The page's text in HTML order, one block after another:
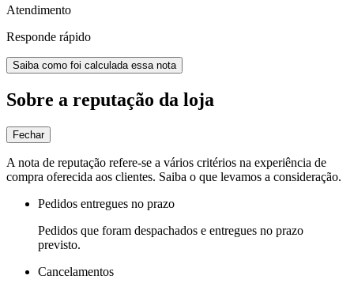
Atendimento
Responde rápido
Saiba como foi calculada essa nota
Sobre a reputação da loja
Fechar
A nota de reputação refere-se a vários critérios na experiência de
compra oferecida aos clientes. Saiba o que levamos a consideração.
Pedidos entregues no prazo
Pedidos que foram despachados e entregues no prazo
previsto.
Cancelamentos